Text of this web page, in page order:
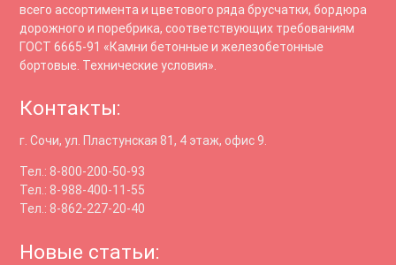
всего ассортимента и цветового ряда брусчатки, бордюра
дорожного и поребрика, соответствующих требованиям
ГОСТ 6665-91 «Камни бетонные и железобетонные
бортовые. Технические условия».
Контакты:
г. Сочи, ул. Пластунская 81, 4 этаж, офис 9.
Тел.: 8-800-200-50-93
Тел.: 8-988-400-11-55
Тел.: 8-862-227-20-40
Новые статьи: